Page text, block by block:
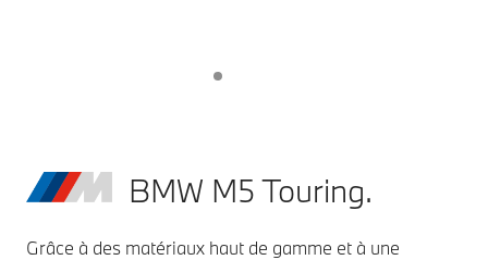
BMW M5 Touring.
Grâce à des matériaux haut de gamme et à une